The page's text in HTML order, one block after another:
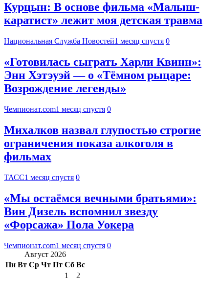
Курцын: В основе фильма «Малыш-
каратист» лежит моя детская травма
Национальная Служба Новостей1 месяц спустя 0
«Готовилась сыграть Харли Квинн»:
Энн Хэтэуэй — о «Тёмном рыцаре:
Возрождение легенды»
Чемпионат.com1 месяц спустя 0
Михалков назвал глупостью строгие
ограничения показа алкоголя в
фильмах
ТАСС1 месяц спустя 0
«Мы остаёмся вечными братьями»:
Вин Дизель вспомнил звезду
«Форсажа» Пола Уокера
Чемпионат.com1 месяц спустя 0
Август 2026
Пн Вт Ср Чт Пт Сб Вс
1
2